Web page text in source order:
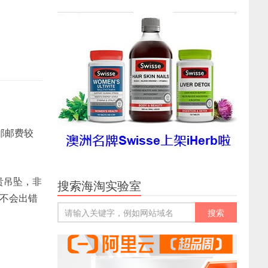
邮费较
吊坠，非
会出错
搜索海淘实验室